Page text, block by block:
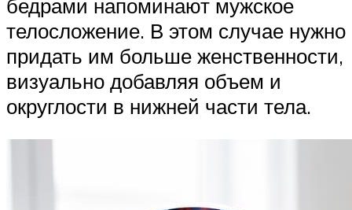
бедрами напоминают мужское
телосложение. В этом случае нужно
придать им больше женственности,
визуально добавляя объем и
округлости в нижней части тела.